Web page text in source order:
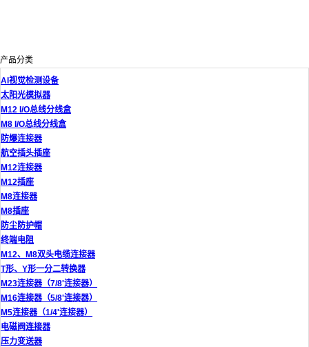
产品分类
AI视觉检测设备
太阳光模拟器
M12 I/O总线分线盒
M8 I/O总线分线盒
防爆连接器
航空插头插座
M12连接器
M12插座
M8连接器
M8插座
防尘防护帽
终端电阻
M12、M8双头电缆连接器
T形、Y形一分二转换器
M23连接器（7/8'连接器）
M16连接器（5/8'连接器）
M5连接器（1/4'连接器）
电磁阀连接器
压力变送器